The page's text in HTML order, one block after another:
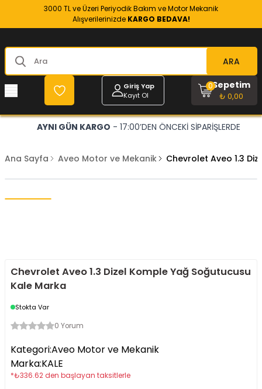
3000 TL ve Üzeri Periyodik Bakım ve Motor Mekanik
Alışverilerinizde KARGO BEDAVA!
ARA
Giriş Yap
Kayıt Ol
Sepetim
₺ 0,00
0
AYNI GÜN KARGO - 17:00’DEN ÖNCEKİ SİPARİŞLERDE
Ana Sayfa Aveo Motor ve Mekanik Chevrolet Aveo 1.3
Chevrolet Aveo 1.3 Dizel Komple Yağ Soğutucusu
Kale Marka
Stokta Var
0 Yorum
Kategori:Aveo Motor ve Mekanik
Marka:KALE
*₺336.62 den başlayan taksitlerle